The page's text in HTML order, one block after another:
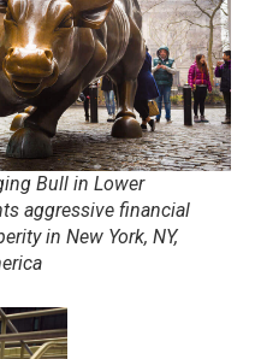
Bull in Lower
aggressive financial
in New York, NY,